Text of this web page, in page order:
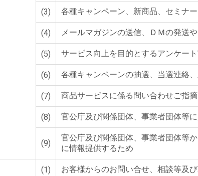
(3) 各種キャンペーン、新商品、セミナ
(4) メールマガジンの送信、ＤＭの発送
(5) サービス向上を目的とするアンケー
(6) 各種キャンペーンの抽選、当選連絡
(7) 商品サービスに係る問い合わせご指
(8) 官公庁及び関係団体、事業者団体等
(9)
官公庁及び関係団体、事業者団体等
に情報提供するため
(1) お客様からのお問い合せ、相談等及